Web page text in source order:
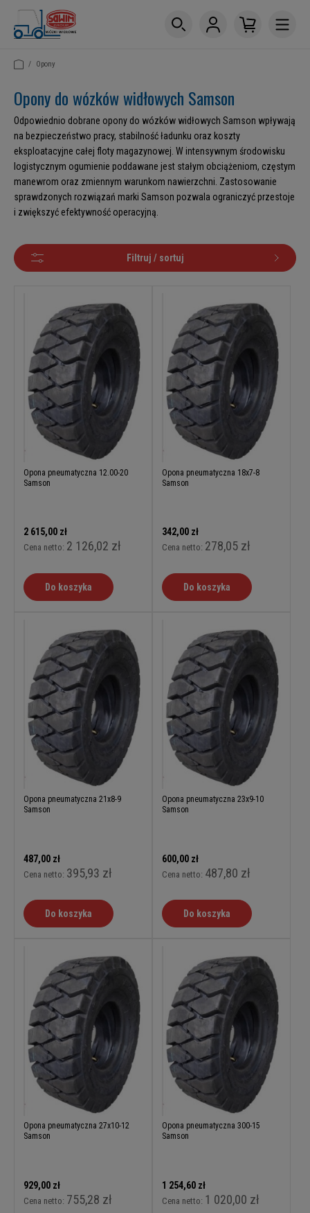
/ Opony
Opony do wózków widłowych Samson
Odpowiednio dobrane opony do wózków widłowych Samson wpływają
na bezpieczeństwo pracy, stabilność ładunku oraz koszty
eksploatacyjne całej floty magazynowej. W intensywnym środowisku
logistycznym ogumienie poddawane jest stałym obciążeniom, częstym
manewrom oraz zmiennym warunkom nawierzchni. Zastosowanie
sprawdzonych rozwiązań marki Samson pozwala ograniczyć przestoje
i zwiększyć efektywność operacyjną.
Filtruj / sortuj
Opona pneumatyczna 12.00-20
Samson
2 615,00 zł
Cena netto: 2 126,02 zł
Do koszyka
Opona pneumatyczna 18x7-8
Samson
342,00 zł
Cena netto: 278,05 zł
Do koszyka
Opona pneumatyczna 21x8-9
Samson
487,00 zł
Cena netto: 395,93 zł
Do koszyka
Opona pneumatyczna 23x9-10
Samson
600,00 zł
Cena netto: 487,80 zł
Do koszyka
Opona pneumatyczna 27x10-12
Samson
929,00 zł
Cena netto: 755,28 zł
Opona pneumatyczna 300-15
Samson
1 254,60 zł
Cena netto: 1 020,00 zł